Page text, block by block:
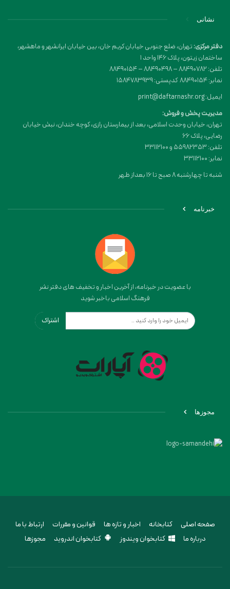
نشانی
دفتر مرکزی:تهران، ضلع جنوبی خیابان کریم خان، بین خیابان ایرانشهر و ماهشهر،
ساختمان زیتون، پلاک 146 واحد 1
تلفن: 88490782 – 88490498 – 88490154
نمابر: 88490154 کدپستی: 1584783939
ایمیل: print@daftarnashr.org
مدیریت پخش و فروش:
تهران، خیابان وحدت اسلامی، بعد از بیمارستان رازی، کوچه خندان، نبش خیابان
رضایی، پلاک ۶۶
تلفن: 55982353 و 33112100
نمابر: 33112100
شنبه تا چهارشنبه 8 صبح تا 16 بعداز ظهر
خبرنامه
با عضویت در خبرنامه، از آخرین اخبار و تخفیف های دفتر نشر
فرهنگ اسلامی باخبر شوید
اشتراک
مجوزها
صفحه اصلی کتابخانه اخبار و تازه ها قوانین و مقررات
ارتباط با ما
درباره ما
کتابخوان ویندوز کتابخوان اندروید مجوزها